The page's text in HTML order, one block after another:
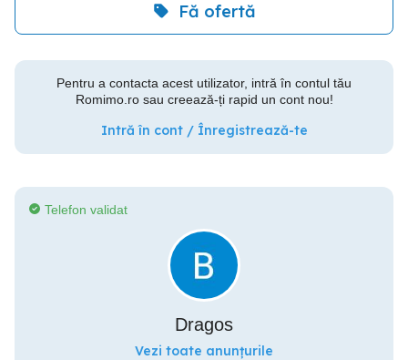
Fă ofertă
Pentru a contacta acest utilizator, intră în contul tău
Romimo.ro sau creează-ți rapid un cont nou!
Intră în cont / Înregistrează-te
Telefon validat
Dragos
Vezi toate anunțurile